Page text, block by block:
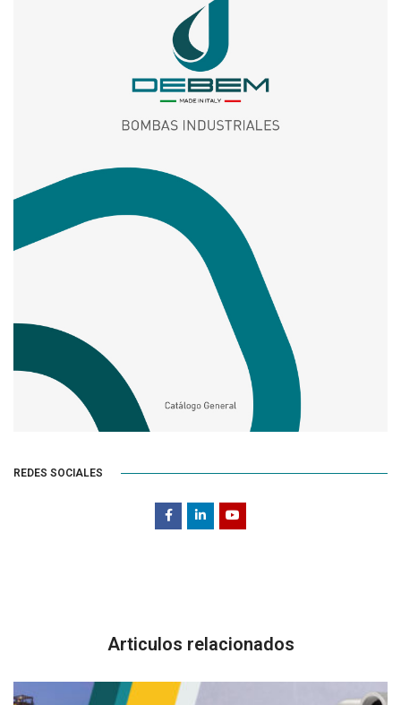
REDES SOCIALES
Articulos relacionados